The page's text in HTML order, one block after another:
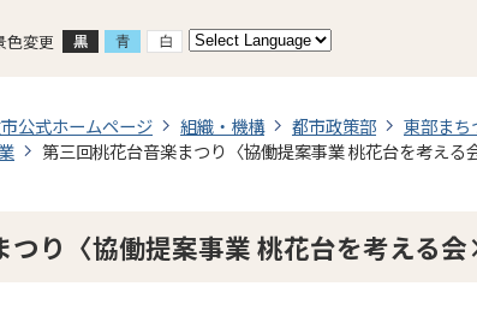
色変更
公式ホームページ 組織・機構 都市政策部 東部まち
第三回桃花台音楽まつり〈協働提案事業 桃花台を考える
り〈協働提案事業 桃花台を考える